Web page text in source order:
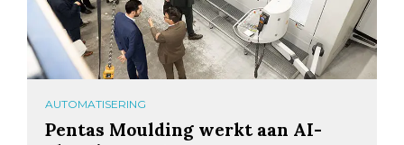
AUTOMATISERING
Pentas Moulding werkt aan AI-